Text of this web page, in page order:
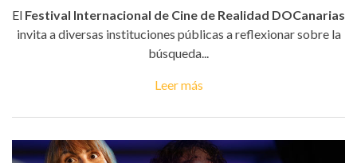
El Festival Internacional de Cine de Realidad DOCanarias
invita a diversas instituciones públicas a reflexionar sobre la
búsqueda...
Leer más